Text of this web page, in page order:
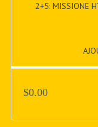
2+5: MISSIONE
$0.00